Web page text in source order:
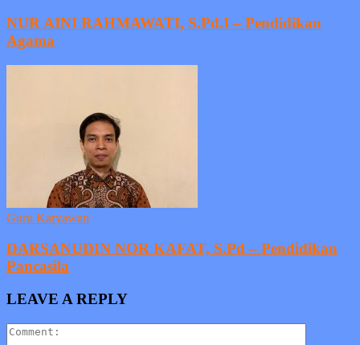
NUR AINI RAHMAWATI, S.Pd.I – Pendidikan
Agama
Guru Karyawan
DARSANUDIN NOR KAFAT, S.Pd – Pendidikan
Pancasila
LEAVE A REPLY